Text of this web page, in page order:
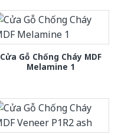
Cửa Gỗ Chống Cháy MDF
Melamine 1